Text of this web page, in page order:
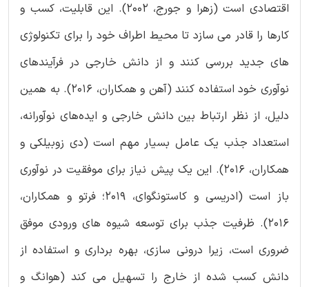
اقتصادی است (زهرا و جورج، 2002). این قابلیت، کسب و
کارها را قادر می سازد تا محیط اطراف خود را برای تکنولوژی
های جدید بررسی کنند و از دانش خارجی در فرآیندهای
نوآوری خود استفاده کنند (آهن و همکاران، 2016). به همین
دلیل، از نظر ارتباط بین دانش خارجی و ایده‌های نوآورانه،
استعداد جذب یک عامل بسیار مهم است (‏دی زوبیلکی و
همکاران، ۲۰۱۶)‏. این یک پیش نیاز برای موفقیت در نوآوری
باز است (ادریسی و کاستونگوای، 2019؛ فرتو و همکاران،
2016). ظرفیت جذب برای توسعه شیوه های ورودی موفق
ضروری است، زیرا درونی سازی، بهره برداری و استفاده از
دانش کسب شده از خارج را تسهیل می کند (هوانگ و